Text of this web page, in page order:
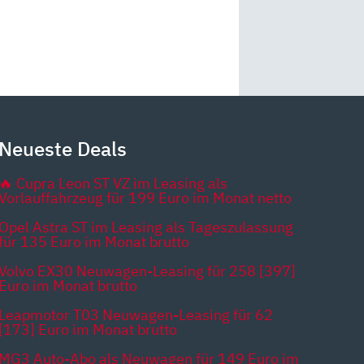
Neueste Deals
🔥 Cupra Leon ST VZ im Leasing als
für 199 Euro im Monat netto
Opel Astra ST im Leasing als Tageszulassung
135 Euro im Monat brutto
EX30 Neuwagen-Leasing für 258 [397]
Euro im Monat brutto
Leapmotor T03 Neuwagen-Leasing für 62
[173] Euro im Monat brutto
MG3 Auto-Abo als Neuwagen für 149 Euro im